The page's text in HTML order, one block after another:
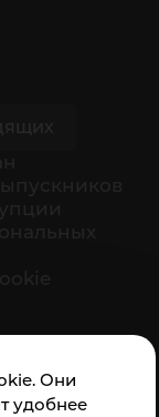
Они
удобнее